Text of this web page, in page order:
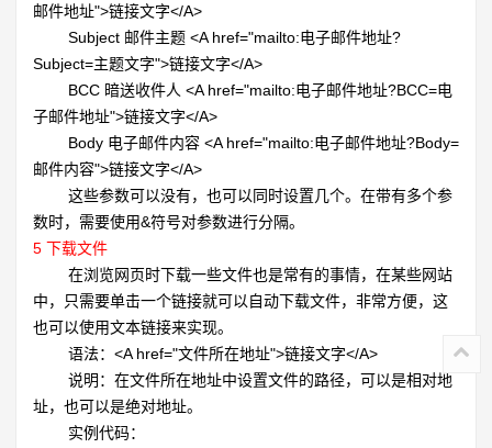
邮件地址">链接文字</A>
Subject 邮件主题 <A href="mailto:电子邮件地址?
Subject=主题文字">链接文字</A>
BCC 暗送收件人 <A href="mailto:电子邮件地址?BCC=电
子邮件地址">链接文字</A>
Body 电子邮件内容 <A href="mailto:电子邮件地址?Body=
邮件内容">链接文字</A>
这些参数可以没有，也可以同时设置几个。在带有多个参
数时，需要使用&符号对参数进行分隔。
5 下载文件
在浏览网页时下载一些文件也是常有的事情，在某些网站
中，只需要单击一个链接就可以自动下载文件，非常方便，这
也可以使用文本链接来实现。
语法： <A href="文件所在地址">链接文字</A>
说明：在文件所在地址中设置文件的路径，可以是相对地
址，也可以是绝对地址。
实例代码：